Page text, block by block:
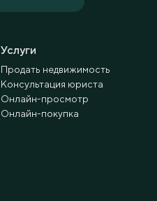
Услуги
Продать недвижимость
Консультация юриста
Онлайн-просмотр
Онлайн-покупка